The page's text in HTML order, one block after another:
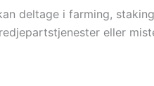
deltage i farming,
eller